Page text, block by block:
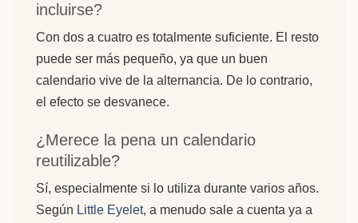
incluirse?
Con dos a cuatro es totalmente suficiente. El resto
puede ser más pequeño, ya que un buen
calendario vive de la alternancia. De lo contrario,
el efecto se desvanece.
¿Merece la pena un calendario
reutilizable?
Sí, especialmente si lo utiliza durante varios años.
Según Little Eyelet, a menudo sale a cuenta ya a